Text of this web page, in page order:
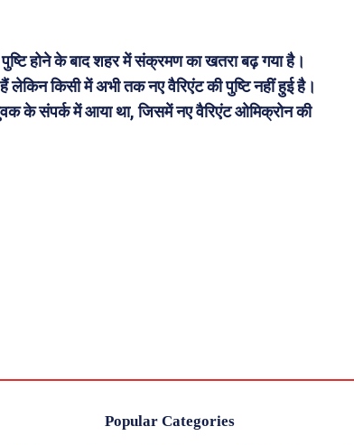
होने के बाद शहर में संक्रमण का खतरा बढ़ गया है।
किसी में अभी तक नए वैरिएंट की पुष्टि नहीं हुई है।
के संपर्क में आया था, जिसमें नए वैरिएंट ओमिक्रोन की
Popular Categories